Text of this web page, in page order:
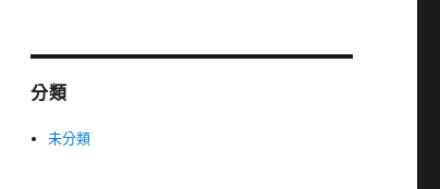
分類
未分類